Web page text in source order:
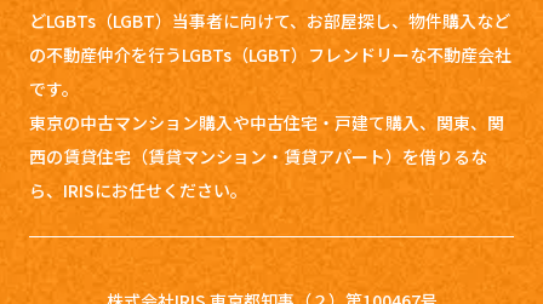
どLGBTs（LGBT）当事者に向けて、お部屋探し、 物件購入など
の不動産仲介を行うLGBTs（LGBT）フレンドリーな不動産会社
です。
東京の中古マンション購入や中古住宅・戸建て購入、関東、関
西の賃貸住宅（賃貸マンション・賃貸アパート）を借りるな
ら、IRISにお任せください。